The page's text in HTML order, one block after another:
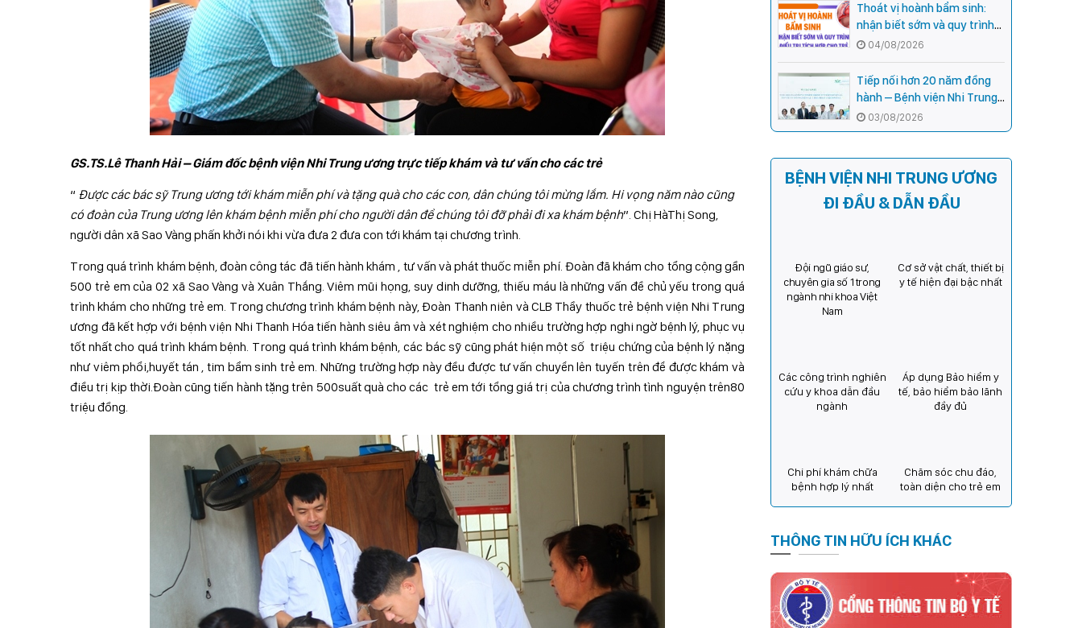
GS.TS.Lê Thanh Hải – Giám đốc bệnh viện Nhi Trung ương trực tiếp khám và tư vấn cho các trẻ
“ Được các bác sỹ Trung ương tới khám miễn phí và tặng quà cho các con, dân chúng tôi mừng lắm. Hi vọng năm nào cũng
có đoàn của Trung ương lên khám bệnh miễn phí cho người dân để chúng tôi đỡ phải đi xa khám bệnh”. Chị HàThị Song,
người dân xã Sao Vàng phấn khởi nói khi vừa đưa 2 đưa con tới khám tại chương trình.
Trong quá trình khám bệnh, đoàn công tác đã tiến hành khám , tư vấn và phát thuốc miễn phí. Đoàn đã khám cho tổng cộng gần
500 trẻ em của 02 xã Sao Vàng và Xuân Thắng. Viêm mũi họng, suy dinh dưỡng, thiếu máu là những vấn đề chủ yếu trong quá
trình khám cho những trẻ em. Trong chương trình khám bệnh này, Đoàn Thanh niên và CLB Thầy thuốc trẻ bệnh viện Nhi Trung
ương đã kết hợp với bệnh viện Nhi Thanh Hóa tiến hành siêu âm và xét nghiệm cho nhiều trường hợp nghi ngờ bệnh lý, phục vụ
tốt nhất cho quá trình khám bệnh. Trong quá trình khám bệnh, các bác sỹ cũng phát hiện một số triệu chứng của bệnh lý nặng
như viêm phổi,huyết tán , tim bẩm sinh trẻ em. Những trường hợp này đều được tư vấn chuyển lên tuyến trên để được khám và
điều trị kịp thời.Đoàn cũng tiến hành tặng trên 500suất quà cho các trẻ em tới tổng giá trị của chương trình tình nguyện trên80
triệu đồng.
Thoát vị hoành bẩm sinh:
nhận biết sớm và quy trình
điều trị tích hợp cho trẻ -
chia sẻ từ các chuyên gia
hàng đầu của Bệnh Viện Nhi
Trung ương
04/08/2026
Tiếp nối hơn 20 năm đồng
hành – Bệnh viện Nhi Trung
ương và Tổ chức Orbis (Hoa
Kỳ) tăng cường hợp tác, mở
03/08/2026
BỆNH VIỆN NHI TRUNG ƯƠNG
ĐI ĐẦU & DẪN ĐẦU
Đội ngũ giáo sư,
chuyên gia số 1 trong
ngành nhi khoa Việt
Nam
Cơ sở vật chất, thiết bị
y tế hiện đại bậc nhất
Các công trình nghiên
cứu y khoa dẫn đầu
ngành
Áp dụng Bảo hiểm y
tế, bảo hiểm bảo lãnh
đầy đủ
Chi phí khám chữa
bệnh hợp lý nhất
Chăm sóc chu đáo,
toàn diện cho trẻ em
THÔNG TIN HỮU ÍCH KHÁC